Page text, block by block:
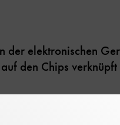
der elektronischen
den Chips